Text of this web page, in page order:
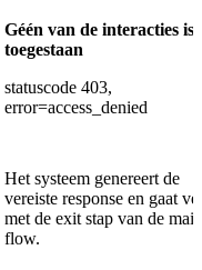
Géén van de interacties is
toegestaan
statuscode 403,
error=access_denied
Het systeem genereert de
vereiste response en gaat
met de exit stap van de main
flow.